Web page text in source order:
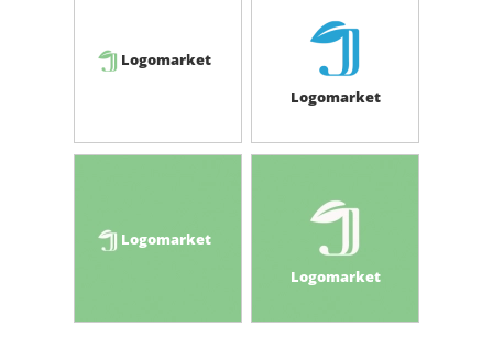
Logomarket
Logomarket
Logomarket
Logomarket